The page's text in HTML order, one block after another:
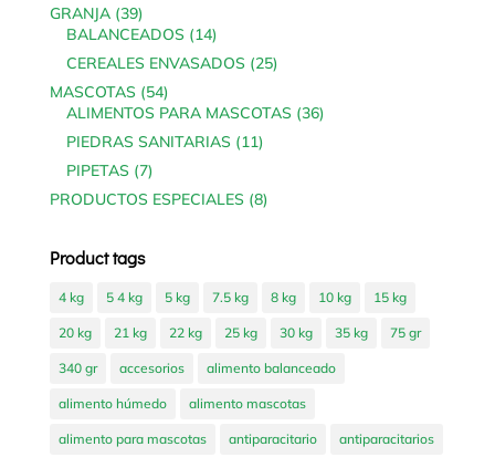
GRANJA 3939
products
BALANCEADOS 1414
products
CEREALES ENVASADOS 2525
MASCOTAS 5454
products
ALIMENTOS PARA MASCOTAS 3636
PIEDRAS SANITARIAS 1111
PIPETAS 77
products
PRODUCTOS ESPECIALES 88
Product tags
4 kg 5 4 kg 5 kg 7.5 kg 8 kg 10 kg 15 kg
20 kg 21 kg 22 kg 25 kg 30 kg 35 kg 75 gr
340 gr accesorios alimento balanceado
alimento húmedo alimento mascotas
alimento para mascotas antiparacitario antiparacitarios